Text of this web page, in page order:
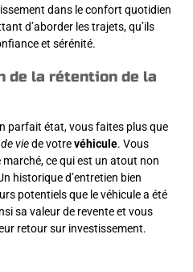
dans le confort quotidien
d’aborder les trajets, qu’ils
et sérénité.
de la rétention de la
parfait état, vous faites plus que
viede votrevéhicule. Vous
marché, ce qui est un atout non
historique d’entretien bien
potentiels que le véhicule a été
sa valeur de revente et vous
retour sur investissement.